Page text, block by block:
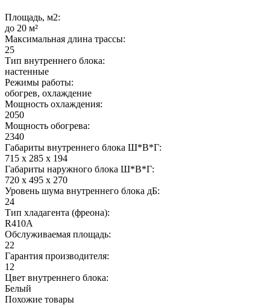
Площадь, м2:
до 20 м²
Максимальная длина трассы:
25
Тип внутреннего блока:
настенные
Режимы работы:
обогрев, охлаждение
Мощность охлаждения:
2050
Мощность обогрева:
2340
Габариты внутреннего блока Ш*В*Г:
715 x 285 x 194
Габариты наружного блока Ш*В*Г:
720 x 495 x 270
Уровень шума внутреннего блока дБ:
24
Тип хладагента (фреона):
R410A
Обслуживаемая площадь:
22
Гарантия производителя:
12
Цвет внутреннего блока:
Белый
Похожие товары